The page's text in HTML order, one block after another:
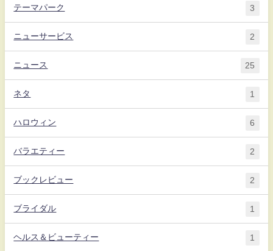
テーマパーク 3
ニューサービス 2
ニュース 25
ネタ 1
ハロウィン 6
バラエティー 2
ブックレビュー 2
ブライダル 1
ヘルス＆ビューティー 1